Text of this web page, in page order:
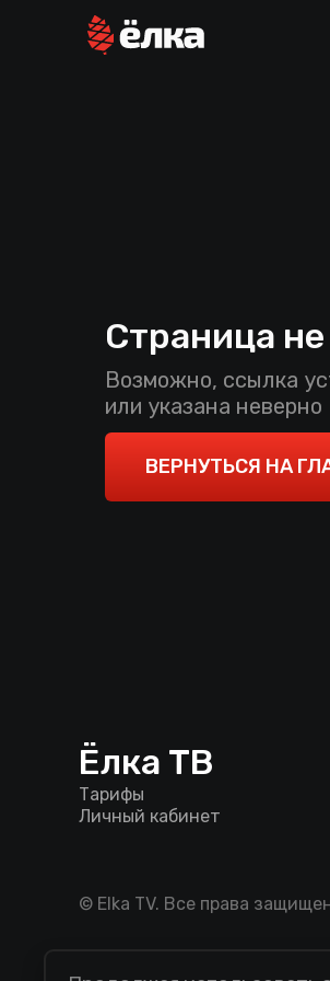
Страница
Возможно, ссылка
или указана неверно
ВЕРНУТЬСЯ НА
Ёлка ТВ
Тарифы
Личный кабинет
© Elka TV. Все права